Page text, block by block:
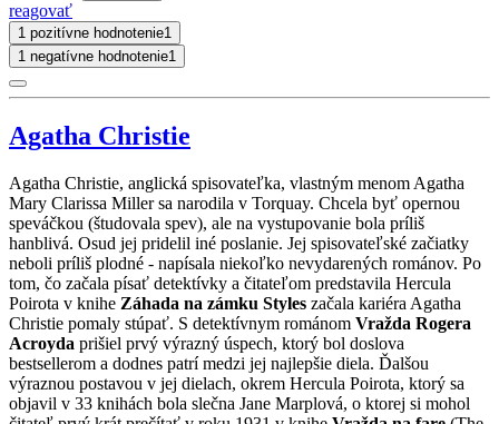
reagovať
1 pozitívne hodnotenie1
1 negatívne hodnotenie1
Agatha Christie
Agatha Christie, anglická spisovateľka, vlastným menom Agatha
Mary Clarissa Miller sa narodila v Torquay. Chcela byť opernou
speváčkou (študovala spev), ale na vystupovanie bola príliš
hanblivá. Osud jej pridelil iné poslanie. Jej spisovateľské začiatky
neboli príliš plodné - napísala niekoľko nevydarených románov. Po
tom, čo začala písať detektívky a čitateľom predstavila Hercula
Poirota v knihe Záhada na zámku Styles začala kariéra Agatha
Christie pomaly stúpať. S detektívnym románom Vražda Rogera
Acroyda prišiel prvý výrazný úspech, ktorý bol doslova
bestsellerom a dodnes patrí medzi jej najlepšie diela. Ďalšou
výraznou postavou v jej dielach, okrem Hercula Poirota, ktorý sa
objavil v 33 knihách bola slečna Jane Marplová, o ktorej si mohol